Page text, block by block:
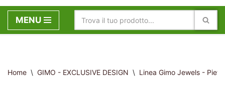
MENU
Home \ GIMO - EXCLUSIVE DESIGN \ Linea Gimo Jewels -